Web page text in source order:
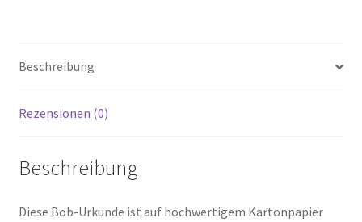
Beschreibung
Rezensionen (0)
Beschreibung
Diese Bob-Urkunde ist auf hochwertigem Kartonpapier